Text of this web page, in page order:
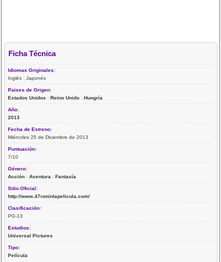
Ficha Técnica
Idiomas Originales:
Inglés |Japonés
Paises de Origen:
Estados Unidos |Reino Unido |Hungría
Año:
2013
Fecha de Estreno:
Miércoles 25 de Diciembre de 2013
Puntuación:
7/10
Género:
Acción |Aventura |Fantasía
Sitio Oficial:
http://www.47roninlapelicula.com/
Clasificación:
PG-13
Estudios:
Universal Pictures
Tipo:
Película